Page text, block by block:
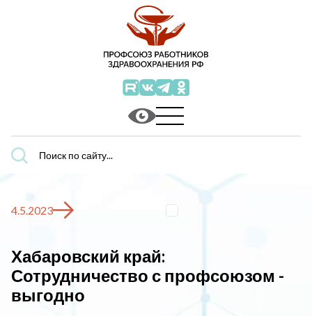
Поиск
по
4.5.2023
Хабаровский край:
Сотрудничество с профсоюзом -
выгодно